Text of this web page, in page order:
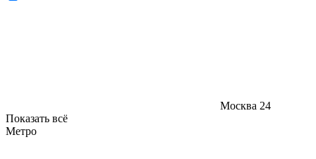
Москва 24
Показать всё
Метро